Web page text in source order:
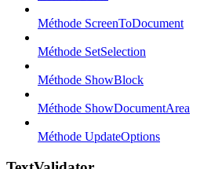
Méthode ScreenToDocument
Méthode SetSelection
Méthode ShowBlock
Méthode ShowDocumentArea
Méthode UpdateOptions